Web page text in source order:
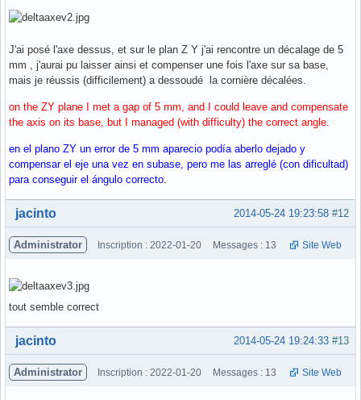
J'ai posé l'axe dessus, et sur le plan Z Y j'ai rencontre un décalage de 5
mm , j'aurai pu laisser ainsi et compenser une fois l'axe sur sa base,
mais je réussis (difficilement) a dessoudé la cornière décalées.
on the ZY plane I met a gap of 5 mm, and I could leave and compensate
the axis on its base, but I managed (with difficulty) the correct angle.
en el plano ZY un error de 5 mm aparecio podía aberlo dejado y
compensar el eje una vez en subase, pero me las arreglé (con dificultad)
para conseguir el ángulo correcto.
Hors ligne #12
2014-05-24 19:23:58
jacinto
Administrator Inscription : 2022-01-20 Messages : 13 Site Web
tout semble correct
Hors ligne #13
2014-05-24 19:24:33
jacinto
Administrator Inscription : 2022-01-20 Messages : 13 Site Web